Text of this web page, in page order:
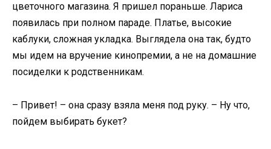
цветочного магазина. Я пришел пораньше. Лариса
появилась при полном параде. Платье, высокие
каблуки, сложная укладка. Выглядела она так, будто
мы идем на вручение кинопремии, а не на домашние
посиделки к родственникам.
– Привет! – она сразу взяла меня под руку. – Ну что,
пойдем выбирать букет?